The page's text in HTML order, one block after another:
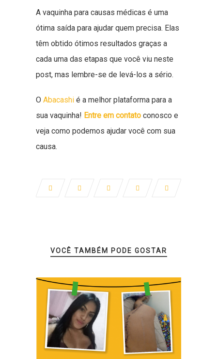
A vaquinha para causas médicas é uma
ótima saída para ajudar quem precisa. Elas
têm obtido ótimos resultados graças a
cada uma das etapas que você viu neste
post, mas lembre-se de levá-los a sério.
O Abacashi é a melhor plataforma para a
sua vaquinha! Entre em contato conosco e
veja como podemos ajudar você com sua
causa.
VOCÊ TAMBÉM PODE GOSTAR